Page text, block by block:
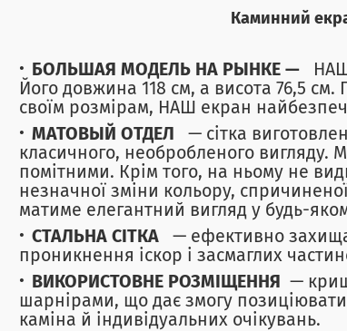
Каминний
БОЛЬШАЯ МОДЕЛЬ НА РЫНКЕ —
Його довжина 118 см, а висота 76,5
своїм розмірам, НАШ екран
МАТОВЫЙ ОТДЕЛ
— сітка
класичного, необробленого
помітними. Крім того, на ньому не
незначної зміни кольору,
матиме елегантний вигляд у будь-
СТАЛЬНА СІТКА — ефективно
проникнення іскор і засмаглих
ВИКОРИСТОВНЕ РОЗМІЩЕННЯ
—
шарнірами, що дає змогу позиціювати
каміна й індивідуальних очікувань.